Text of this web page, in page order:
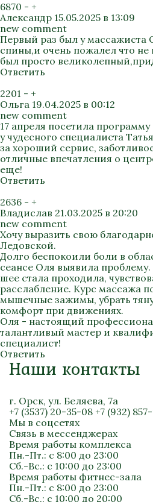
6870 - +
Александр 15.05.2025 в 13:09
new comment
Первый раз был у
спины,и очень пожалел что
был просто
Ответить
2201 - +
Ольга 19.04.2025 в 00:12
new comment
17 апреля посетила
у чудесного специалиста
за хороший сервис,
отличные впечатления о
еще!
Ответить
2636 - +
Владислав 21.03.2025 в 20:20
new comment
Хочу выразить свою
Ледовской.
Долго беспокоили боли в
сеансе Оля выявила
шее стала проходила,
расслабление. Курс массажа
мышечные зажимы, убрать
комфорт при движениях.
Оля - настоящий
талантливый мастер и
специалист!
Ответить
Наши контакты
г. Орск, ул. Беляева, 7а
+7 (3537) 20-35-08 +7 (932)
Мы в соцсетях
Связь в мессенджерах
Время работы комплекса
Пн.-Пт.: с 8:00 до 23:00
Сб.-Вс.: с 10:00 до 23:00
Время работы фитнес-зала
Пн.-Пт.: с 8:00 до 23:00
Сб.-Вс.: с 10:00 до 20:00